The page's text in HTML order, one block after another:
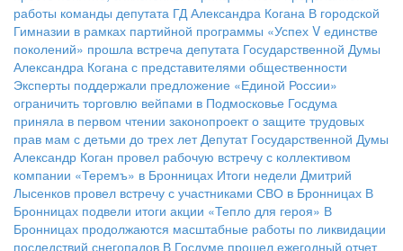
работы команды депутата ГД Александра Когана В городской
Гимназии в рамках партийной программы «Успех V единстве
поколений» прошла встреча депутата Государственной Думы
Александра Когана с представителями общественности
Эксперты поддержали предложение «Единой России»
ограничить торговлю вейпами в Подмосковье Госдума
приняла в первом чтении законопроект о защите трудовых
прав мам с детьми до трех лет Депутат Государственной Думы
Александр Коган провел рабочую встречу с коллективом
компании «Теремъ» в Бронницах Итоги недели Дмитрий
Лысенков провел встречу с участниками СВО в Бронницах В
Бронницах подвели итоги акции «Тепло для героя» В
Бронницах продолжаются масштабные работы по ликвидации
последствий снегопадов В Госдуме прошел ежегодный отчет